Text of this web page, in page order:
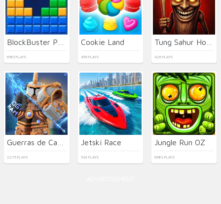
6563 PLAYS
Cookie Land
495 PLAYS 426 PLAYS
2279 PLAYS
Jetski Race
534 PLAYS
Jungle Run OZ
6980 PLAYS